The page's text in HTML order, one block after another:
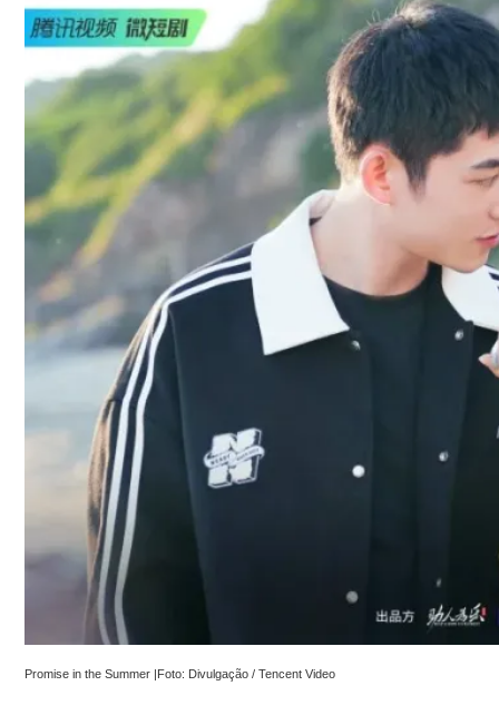
Promise in the Summer |Foto: Divulgação / Tencent Video